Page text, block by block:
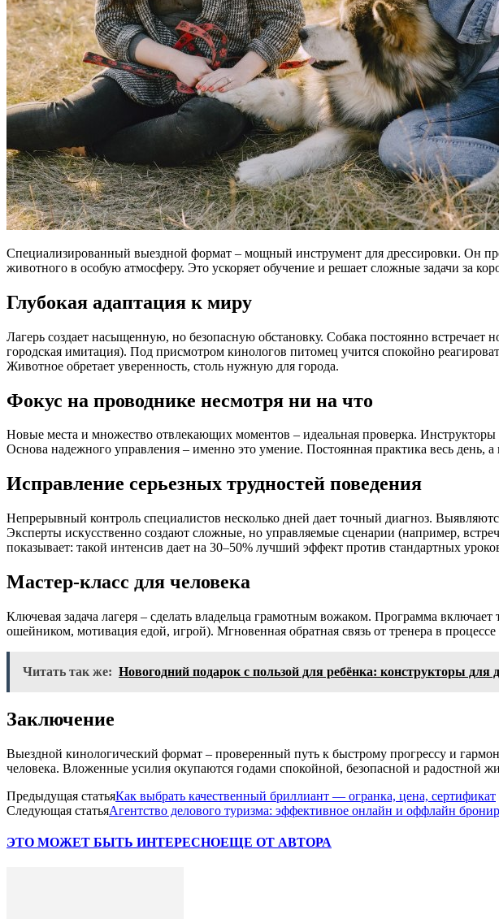
Специализированный выездной формат – мощный инструмент для дрессировки. Он
животного в особую атмосферу. Это ускоряет обучение и решает сложные задачи за
Глубокая адаптация к миру
Лагерь создает насыщенную, но безопасную обстановку. Собака постоянно
городская имитация). Под присмотром кинологов питомец учится спокойно
Животное обретает уверенность, столь нужную для города.
Фокус на проводнике несмотря ни на что
Новые места и множество отвлекающих моментов – идеальная проверка.
Основа надежного управления – именно это умение. Постоянная практика весь день,
Исправление серьезных трудностей поведения
Непрерывный контроль специалистов несколько дней дает точный диагноз.
Эксперты искусственно создают сложные, но управляемые сценарии (например,
показывает: такой интенсив дает на 30–50% лучший эффект против стандартных
Мастер-класс для человека
Ключевая задача лагеря – сделать владельца грамотным вожаком. Программа
ошейником, мотивация едой, игрой). Мгновенная обратная связь от тренера в
Читать так же: Новогодний подарок с пользой для ребёнка: конструкторы для
Заключение
Выездной кинологический формат – проверенный путь к быстрому прогрессу и
человека. Вложенные усилия окупаются годами спокойной, безопасной и радостной
Предыдущая статьяКак выбрать качественный бриллиант — огранка, цена, сертификат
Следующая статьяАгентство делового туризма: эффективное онлайн и оффлайн
ЭТО МОЖЕТ БЫТЬ ИНТЕРЕСНОЕЩЕ ОТ АВТОРА